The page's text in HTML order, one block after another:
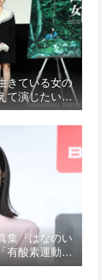
きている女の
て演じたいな
映画祭Q&A
集『はなのい
有酸素運動と